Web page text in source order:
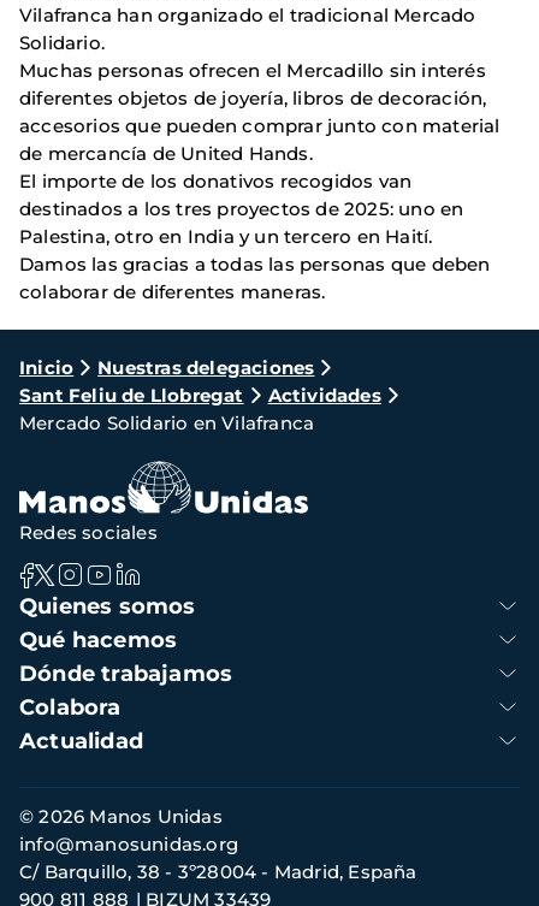
Vilafranca han organizado el tradicional Mercado
Solidario.
Muchas personas ofrecen el Mercadillo sin interés
diferentes objetos de joyería, libros de decoración,
accesorios que pueden comprar junto con material
de mercancía de United Hands.
El importe de los donativos recogidos van
destinados a los tres proyectos de 2025: uno en
Palestina, otro en India y un tercero en Haití.
Damos las gracias a todas las personas que deben
colaborar de diferentes maneras.
Ruta
de
navegación
Inicio
Nuestras delegaciones
Sant Feliu de Llobregat
Actividades
Mercado Solidario en Vilafranca
Navegación
principal
Quienes somos
Qué hacemos
Dónde trabajamos
Colabora
Actualidad
Redes sociales
Información
de
contacto
© 2026 Manos Unidas
C/ Barquillo, 38 - 3º28004 - Madrid, España
900 811 888
BIZUM 33439
info@manosunidas.org